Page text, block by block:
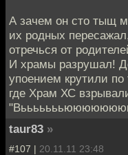
А зачем он сто тыщ
их родных
отречься от
И храмы разрушал!
упоением крутили по
где Храм ХС
taur83 »
#107 | 20.11.11 23:48